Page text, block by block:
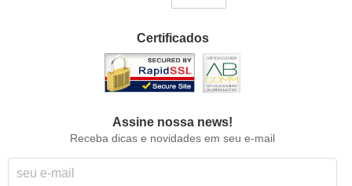
Certificados
Assine nossa news!
Receba dicas e novidades em seu e-mail